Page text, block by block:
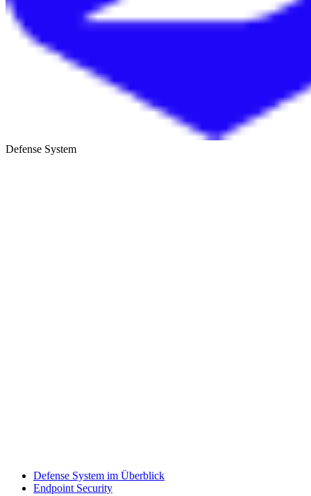
Defense System
Defense System im Überblick
Endpoint Security